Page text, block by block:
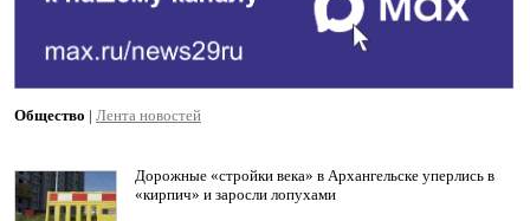
Общество | Лента новостей
Дорожные «стройки века» в Архангельске уперлись в
«кирпич» и заросли лопухами